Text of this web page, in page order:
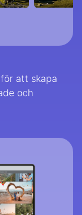
att skapa
och